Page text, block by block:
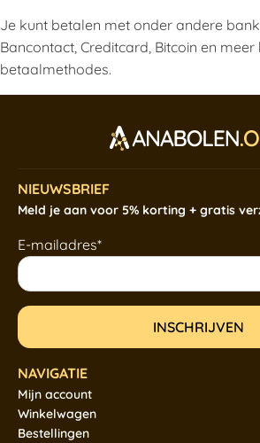
Je kunt betalen met onder andere
Bancontact, Creditcard, Bitcoin en
betaalmethodes.
NIEUWSBRIEF
Meld je aan voor 5% korting + gratis
E-mailadres*
NAVIGATIE
Mijn account
Winkelwagen
Bestellingen